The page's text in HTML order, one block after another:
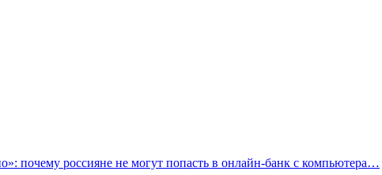
почему россияне не могут попасть в онлайн-банк с компьютера…